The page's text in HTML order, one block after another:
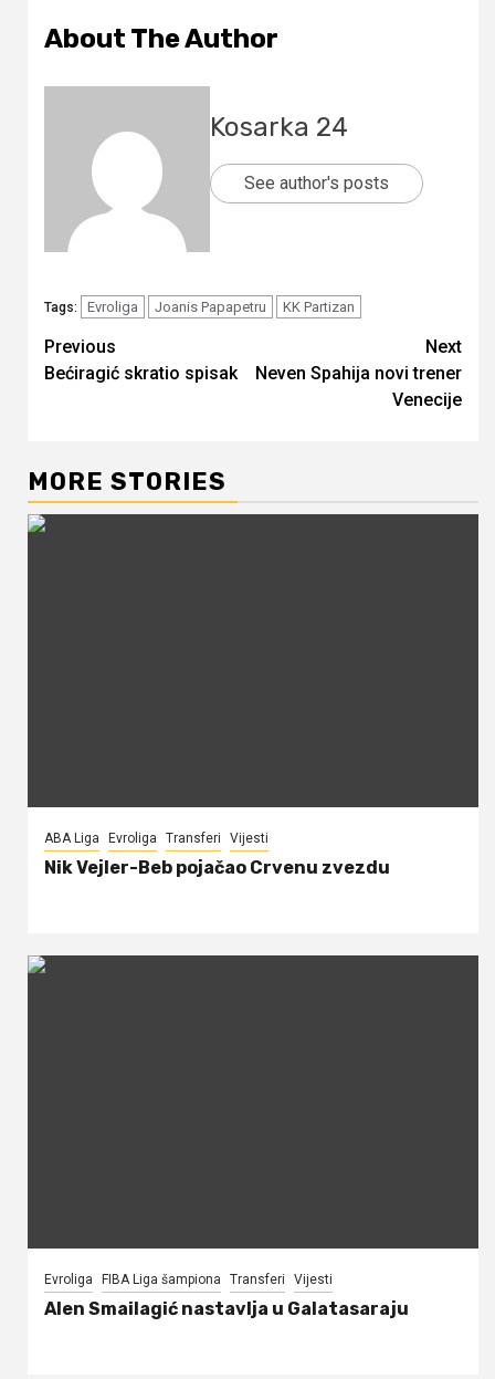
About The Author
Kosarka 24
See author's posts
Tags: Evroliga Joanis Papapetru KK Partizan
Continue
Reading
Previous
Bećiragić skratio spisak
Next
Neven Spahija novi trener
Venecije
MORE STORIES
ABA Liga Evroliga Transferi Vijesti
Nik Vejler-Beb pojačao Crvenu zvezdu
Evroliga FIBA Liga šampiona Transferi Vijesti
Alen Smailagić nastavlja u Galatasaraju